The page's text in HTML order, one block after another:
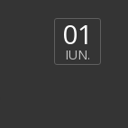
01
IUN.